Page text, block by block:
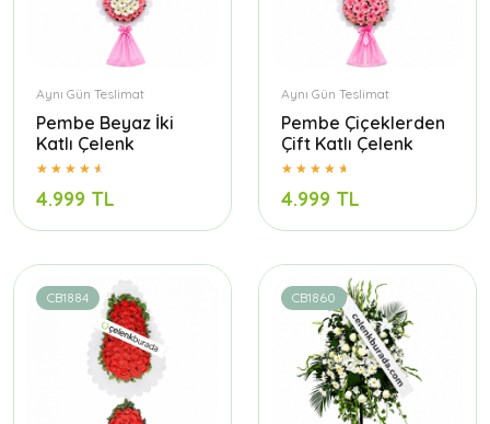
Aynı Gün Teslimat
Pembe Beyaz İki
Katlı Çelenk
4.999 TL
Aynı Gün Teslimat
Pembe Çiçeklerden
Çift Katlı Çelenk
4.999 TL
CB1884 CB1860